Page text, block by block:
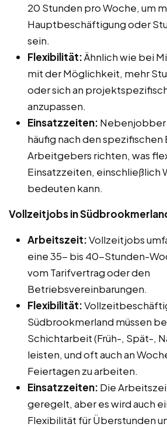
20 Stunden pro Woche, um
Hauptbeschäftigung oder
sein.
Flexibilität:Ähnlich wie bei
mit der Möglichkeit, mehr
oder sich an
anzupassen.
Einsatzzeiten: Nebenjobber
häufig nach den spezifischen
Arbeitgebers richten, was
Einsatzzeiten, einschließlich
bedeuten kann.
Vollzeitjobs in
Arbeitszeit:Vollzeitjobs
eine 35- bis 40-Stunden-
vom Tarifvertrag oder den
Betriebsvereinbarungen.
Flexibilität:
Südbrookmerland müssen
Schichtarbeit (Früh-, Spät-,
leisten, und oft auch an
Feiertagen zu arbeiten.
Einsatzzeiten: Die
geregelt, aber es wird auch
Flexibilität für Überstunden